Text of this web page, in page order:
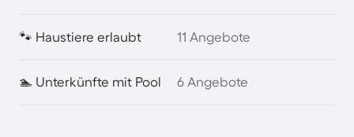
🐾 Haustiere erlaubt 11 Angebote
🏊 Unterkünfte mit Pool 6 Angebote